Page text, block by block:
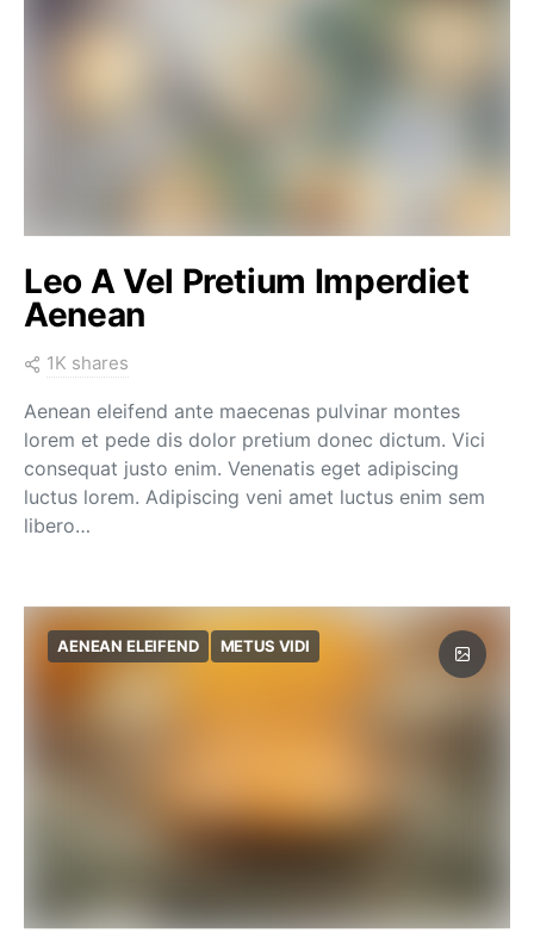
Leo A Vel Pretium Imperdiet
Aenean
1K shares
Aenean eleifend ante maecenas pulvinar montes
lorem et pede dis dolor pretium donec dictum. Vici
consequat justo enim. Venenatis eget adipiscing
luctus lorem. Adipiscing veni amet luctus enim sem
libero…
AENEAN ELEIFEND METUS VIDI